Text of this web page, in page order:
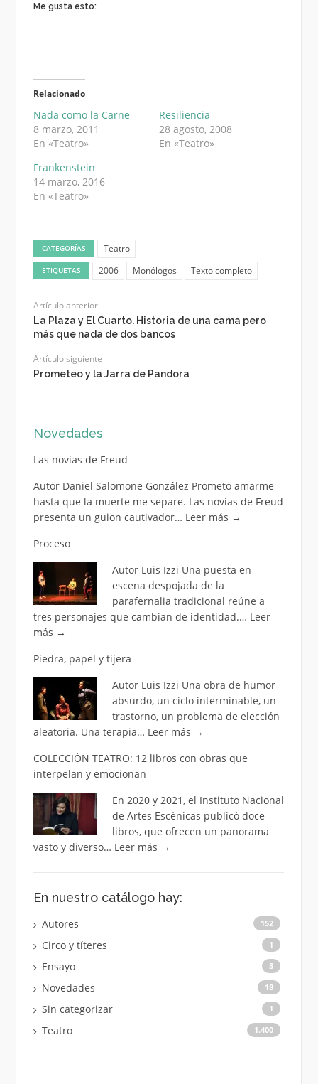
Me gusta esto:
Relacionado
Nada como la Carne
8 marzo, 2011
En «Teatro»
Resiliencia
28 agosto, 2008
En «Teatro»
Frankenstein
14 marzo, 2016
En «Teatro»
CATEGORÍAS Teatro
ETIQUETAS 2006 Monólogos Texto completo
Artículo anterior
La Plaza y El Cuarto. Historia de una cama pero
más que nada de dos bancos
Artículo siguiente
Prometeo y la Jarra de Pandora
Novedades
Las novias de Freud
Autor Daniel Salomone González Prometo amarme
hasta que la muerte me separe. Las novias de Freud
presenta un guion cautivador… Leer más →
Proceso
Autor Luis Izzi Una puesta en
escena despojada de la
parafernalia tradicional reúne a
tres personajes que cambian de identidad.… Leer
más →
Piedra, papel y tijera
Autor Luis Izzi Una obra de humor
absurdo, un ciclo interminable, un
trastorno, un problema de elección
aleatoria. Una terapia… Leer más →
COLECCIÓN TEATRO: 12 libros con obras que
interpelan y emocionan
En 2020 y 2021, el Instituto Nacional
de Artes Escénicas publicó doce
libros, que ofrecen un panorama
vasto y diverso… Leer más →
En nuestro catálogo hay:
Autores 152
Circo y títeres 1
Ensayo 3
Novedades 18
Sin categorizar 1
Teatro 1.400